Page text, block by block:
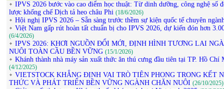
IPVS 2026 bước vào cao điểm học thuật: Từ dinh dưỡng, công nghệ số
lược khống chế Dịch tả heo châu Phi (18/6/2026)
Hội nghị IPVS 2026 – Sẵn sàng trước thềm sự kiện quốc tế chuyên
Việt Nam gấp rút hoàn tất chuẩn bị cho IPVS 2026, dự kiến đón hơn
(6/4/2026)
IPVS 2026: KHƠI NGUỒN ĐỔI MỚI, ĐỊNH HÌNH TƯƠNG LAI
NUÔI TOÀN CẦU BỀN VỮNG (15/1/2026)
Khánh thành nhà máy sản xuất thức ăn thú cưng đầu tiên tại TP. Hồ Chí
(4/12/2025)
VIETSTOCK KHẲNG ĐỊNH VAI TRÒ TIÊN PHONG TRONG KẾT
THỨC VÀ PHÁT TRIỂN BỀN VỮNG NGÀNH CHĂN NUÔI (26/10/2025)